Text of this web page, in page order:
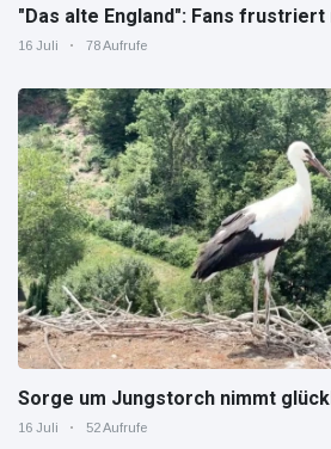
"Das alte England": Fans frustriert
16 Juli 78 Aufrufe
Sorge um Jungstorch nimmt
16 Juli 52 Aufrufe